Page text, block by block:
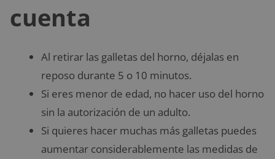
cuenta
Al retirar las galletas del horno, déjalas en
reposo durante 5 o 10 minutos.
Si eres menor de edad, no hacer uso del horno
sin la autorización de un adulto.
Si quieres hacer muchas más galletas puedes
aumentar considerablemente las medidas de